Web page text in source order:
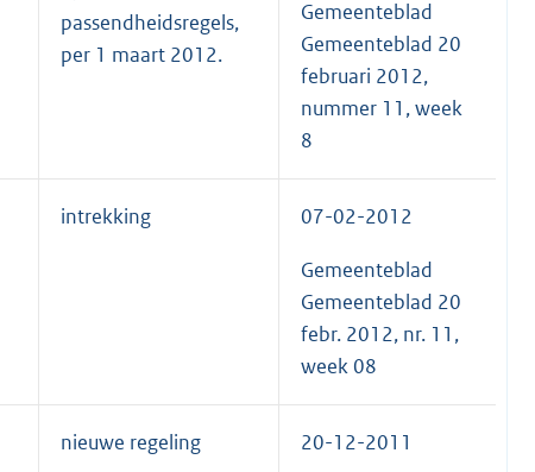
passendheidsregels,
per 1 maart 2012.
Gemeenteblad
Gemeenteblad 20
februari 2012,
nummer 11, week
8
intrekking 07-02-2012
Gemeenteblad
Gemeenteblad 20
febr. 2012, nr. 11,
week 08
nieuwe regeling 20-12-2011